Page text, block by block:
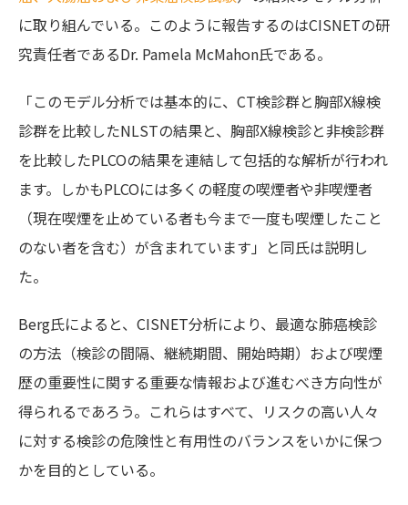
に取り組んでいる。このように報告するのはCISNETの研
究責任者であるDr. Pamela McMahon氏である。
「このモデル分析では基本的に、CT検診群と胸部X線検
診群を比較したNLSTの結果と、胸部X線検診と非検診群
を比較したPLCOの結果を連結して包括的な解析が行われ
ます。しかもPLCOには多くの軽度の喫煙者や非喫煙者
（現在喫煙を止めている者も今まで一度も喫煙したこと
のない者を含む）が含まれています」と同氏は説明し
た。
Berg氏によると、CISNET分析により、最適な肺癌検診
の方法（検診の間隔、継続期間、開始時期）および喫煙
歴の重要性に関する重要な情報および進むべき方向性が
得られるであろう。これらはすべて、リスクの高い人々
に対する検診の危険性と有用性のバランスをいかに保つ
かを目的としている。